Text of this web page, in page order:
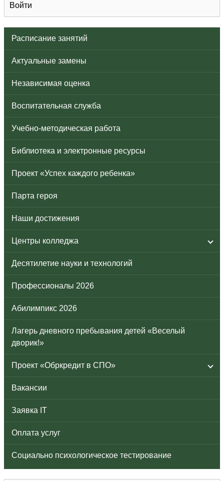
Войти
Расписание занятий
Актуальные замены
Независимая оценка
Воспитательная служба
Учебно-методическая работа
Библиотека и электронные ресурсы
Проект «Успех каждого ребенка»
Парта героя
Наши достижения
Центры колледжа
Десятилетие науки и технологий
Профессионалы 2026
Абилимпикс 2026
Лагерь дневного пребывания детей «Веселый
дворик!»
Проект «Обркредит в СПО»
Вакансии
Заявка IT
Оплата услуг
Социально психологическое тестирование